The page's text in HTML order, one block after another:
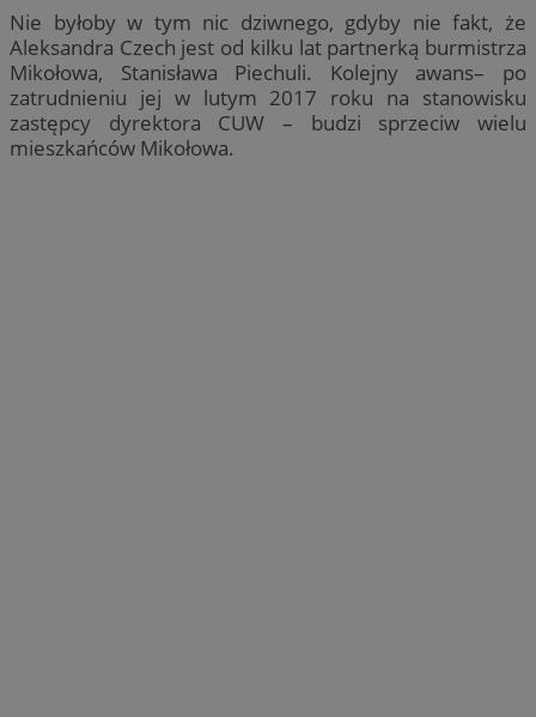
Nie byłoby w tym nic dziwnego, gdyby nie fakt, że
Aleksandra Czech jest od kilku lat partnerką burmistrza
Mikołowa, Stanisława Piechuli. Kolejny awans– po
zatrudnieniu jej w lutym 2017 roku na stanowisku
zastępcy dyrektora CUW – budzi sprzeciw wielu
mieszkańców Mikołowa.